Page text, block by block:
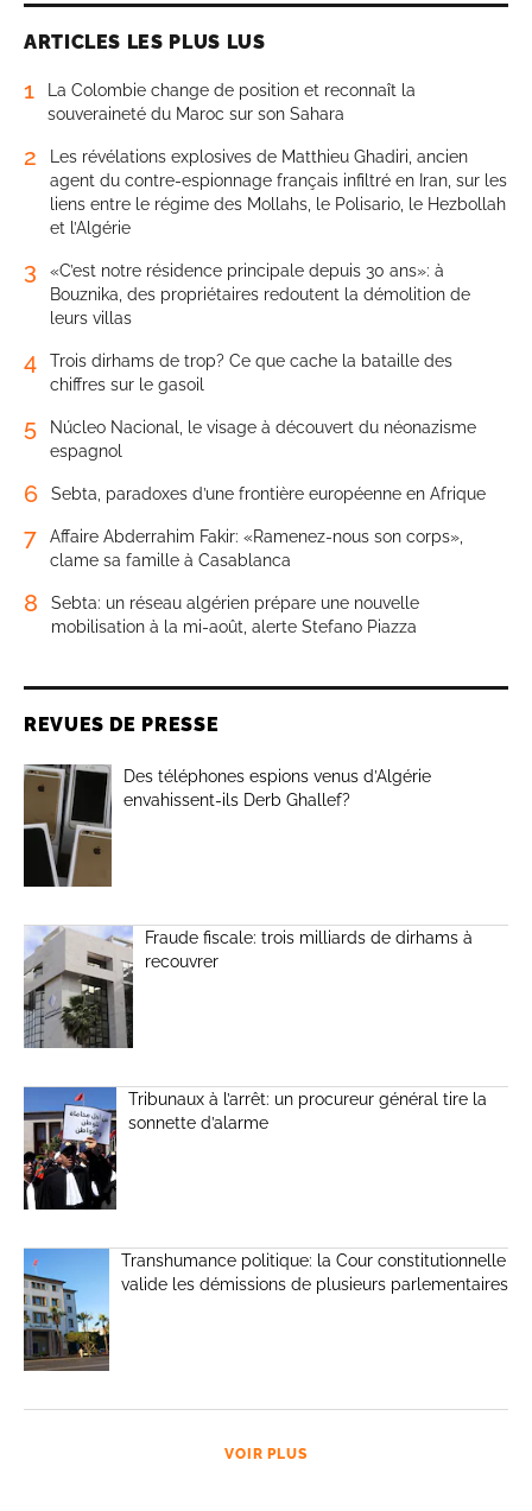
ARTICLES LES PLUS LUS
1
La Colombie change de position et reconnaît la
souveraineté du Maroc sur son Sahara
2
Les révélations explosives de Matthieu Ghadiri, ancien
agent du contre-espionnage français infiltré en Iran, sur les
liens entre le régime des Mollahs, le Polisario, le Hezbollah
et l’Algérie
3
«C’est notre résidence principale depuis 30 ans»: à
Bouznika, des propriétaires redoutent la démolition de
leurs villas
4
Trois dirhams de trop? Ce que cache la bataille des
chiffres sur le gasoil
5
Núcleo Nacional, le visage à découvert du néonazisme
espagnol
6 Sebta, paradoxes d’une frontière européenne en Afrique
7
Affaire Abderrahim Fakir: «Ramenez-nous son corps»,
clame sa famille à Casablanca
8
Sebta: un réseau algérien prépare une nouvelle
mobilisation à la mi-août, alerte Stefano Piazza
REVUES DE PRESSE
Des téléphones espions venus d’Algérie
envahissent-ils Derb Ghallef?
Fraude fiscale: trois milliards de dirhams à
recouvrer
Tribunaux à l’arrêt: un procureur général tire la
sonnette d’alarme
Transhumance politique: la Cour constitutionnelle
valide les démissions de plusieurs parlementaires
VOIR PLUS